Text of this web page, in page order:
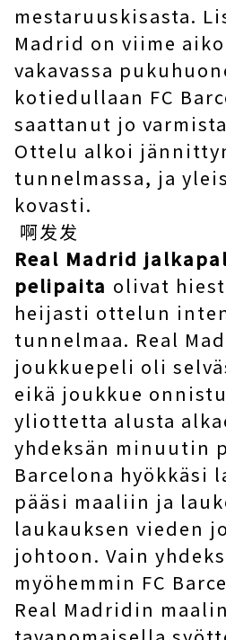
mestaruuskisasta.
Madrid on viime
vakavassa
kotiedullaan FC
saattanut jo
Ottelu alkoi
tunnelmassa, ja
kovasti.
啊发发
Real Madrid
pelipaita olivat
heijasti ottelun
tunnelmaa. Real
joukkuepeli oli
eikä joukkue
yliottetta alusta
yhdeksän minuutin
Barcelona hyökkäsi
pääsi maaliin ja
laukauksen vieden
johtoon. Vain
myöhemmin FC
Real Madridin